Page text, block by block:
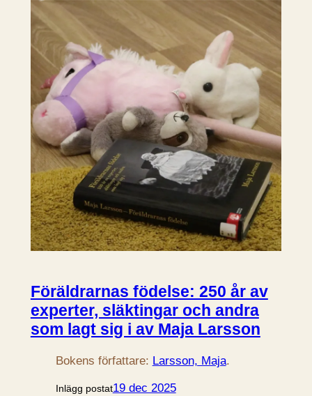
Föräldrarnas födelse: 250 år av
experter, släktingar och andra
som lagt sig i av Maja Larsson
Bokens författare: Larsson, Maja.
Inlägg postat19 dec 2025